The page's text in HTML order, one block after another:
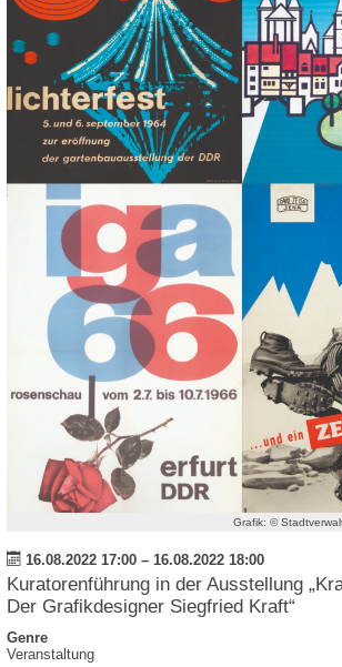
Grafik: ©
16.08.2022 17:00 – 16.08.2022 18:00
Kuratorenführung in der Ausstellung
Der Grafikdesigner Siegfried Kraft“
Genre
Veranstaltung